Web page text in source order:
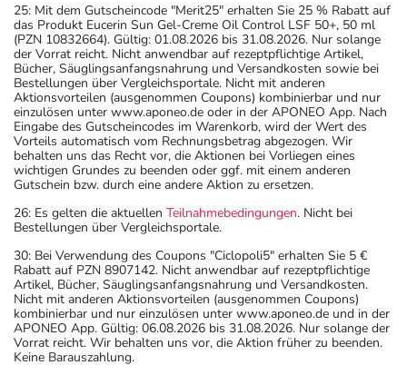
25: Mit dem Gutscheincode "Merit25" erhalten Sie 25 % Rabatt auf
das Produkt Eucerin Sun Gel-Creme Oil Control LSF 50+, 50 ml
(PZN 10832664). Gültig: 01.08.2026 bis 31.08.2026. Nur solange
der Vorrat reicht. Nicht anwendbar auf rezeptpflichtige Artikel,
Bücher, Säuglingsanfangsnahrung und Versandkosten sowie bei
Bestellungen über Vergleichsportale. Nicht mit anderen
Aktionsvorteilen (ausgenommen Coupons) kombinierbar und nur
einzulösen unter www.aponeo.de oder in der APONEO App. Nach
Eingabe des Gutscheincodes im Warenkorb, wird der Wert des
Vorteils automatisch vom Rechnungsbetrag abgezogen. Wir
behalten uns das Recht vor, die Aktionen bei Vorliegen eines
wichtigen Grundes zu beenden oder ggf. mit einem anderen
Gutschein bzw. durch eine andere Aktion zu ersetzen.
26: Es gelten die aktuellen Teilnahmebedingungen. Nicht bei
Bestellungen über Vergleichsportale.
30: Bei Verwendung des Coupons "Ciclopoli5" erhalten Sie 5 €
Rabatt auf PZN 8907142. Nicht anwendbar auf rezeptpflichtige
Artikel, Bücher, Säuglingsanfangsnahrung und Versandkosten.
Nicht mit anderen Aktionsvorteilen (ausgenommen Coupons)
kombinierbar und nur einzulösen unter www.aponeo.de und in der
APONEO App. Gültig: 06.08.2026 bis 31.08.2026. Nur solange der
Vorrat reicht. Wir behalten uns vor, die Aktion früher zu beenden.
Keine Barauszahlung.